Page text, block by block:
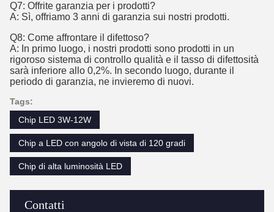
Contatti
Q7: Offrite garanzia per i prodotti?
A: Sì, offriamo 3 anni di garanzia sui nostri prodotti.
Q8: Come affrontare il difettoso?
A: In primo luogo, i nostri prodotti sono prodotti in un
rigoroso sistema di controllo qualità e il tasso di difettosità
sarà inferiore allo 0,2%. In secondo luogo, durante il
periodo di garanzia, ne invieremo di nuovi.
Tags:
Chip LED 3W-12W
Chip a LED con angolo di vista di 120 gradi
Chip di alta luminosità LED